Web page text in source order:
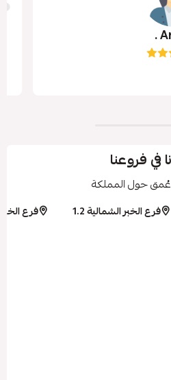
في فروعنا
عُمق حول المملكة
فرع الخبر الشمالية 1.2 فرع